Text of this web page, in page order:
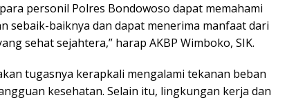
personil Polres Bondowoso dapat memahami
sebaik-baiknya dan dapat menerima manfaat dari
sehat sejahtera,” harap AKBP Wimboko, SIK.
tugasnya kerapkali mengalami tekanan beban
kesehatan. Selain itu, lingkungan kerja dan